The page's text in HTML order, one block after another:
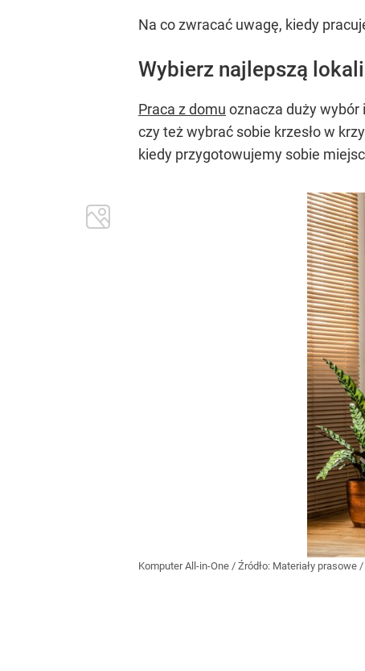
Na co zwracać uwagę, kiedy
Wybierz najlepszą
Praca z domu oznacza duży
czy też wybrać sobie krzesło w
kiedy przygotowujemy sobie
Komputer All-in-One / Źródło: Materiały prasowe /